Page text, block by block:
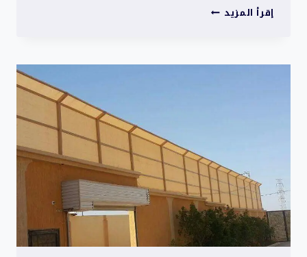
إقرأ المزيد مظلات
حماية